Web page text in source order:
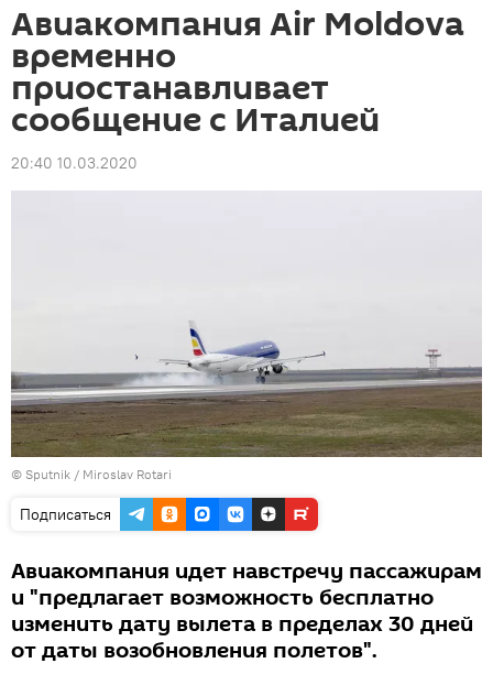
Авиакомпания Air Moldova
временно
приостанавливает
сообщение с Италией
20:40 10.03.2020
© Sputnik / Miroslav Rotari
Подписаться
Авиакомпания идет навстречу пассажирам
и "предлагает возможность бесплатно
изменить дату вылета в пределах 30 дней
от даты возобновления полетов".